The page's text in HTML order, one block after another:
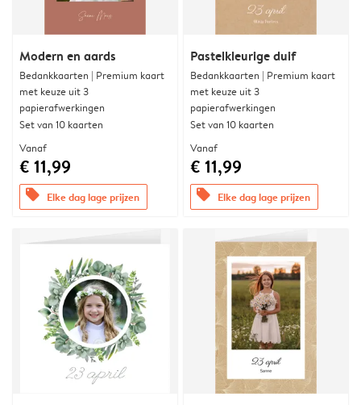
Modern en aards
Bedankkaarten | Premium kaart
met keuze uit 3
papierafwerkingen
Set van 10 kaarten
Vanaf
€ 11,99
offers Elke dag lage prijzen
Pastelkleurige duif
Bedankkaarten | Premium kaart
met keuze uit 3
papierafwerkingen
Set van 10 kaarten
Vanaf
€ 11,99
offers Elke dag lage prijzen